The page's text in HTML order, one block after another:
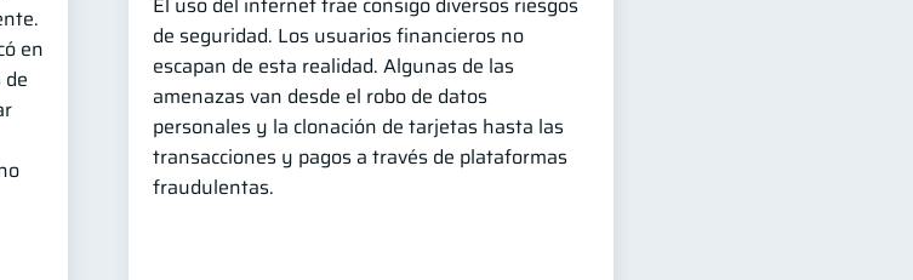
en
de seguridad. Los usuarios financieros no
escapan de esta realidad. Algunas de las
amenazas van desde el robo de datos
personales y la clonación de tarjetas hasta las
transacciones y pagos a través de plataformas
fraudulentas.